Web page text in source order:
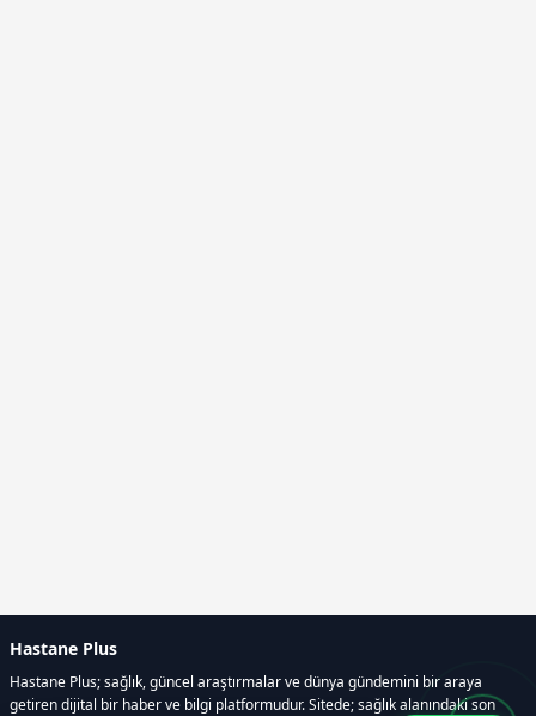
Hastane Plus
Hastane Plus; sağlık, güncel araştırmalar ve dünya gündemini bir araya
getiren dijital bir haber ve bilgi platformudur. Sitede; sağlık alanındaki son